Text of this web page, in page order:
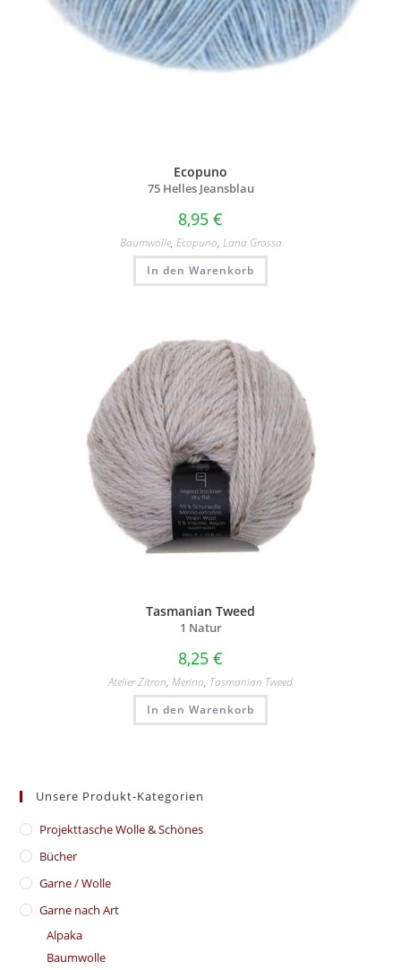
Ecopuno
75 Helles Jeansblau
8,95 €
Baumwolle, Ecopuno, Lana Grossa
In den Warenkorb
Tasmanian Tweed
1 Natur
8,25 €
Atelier Zitron, Merino, Tasmanian Tweed
In den Warenkorb
Unsere Produkt-Kategorien
​Projekttasche Wolle & Schönes
Bücher
Garne / Wolle
Garne nach Art
Alpaka
Baumwolle